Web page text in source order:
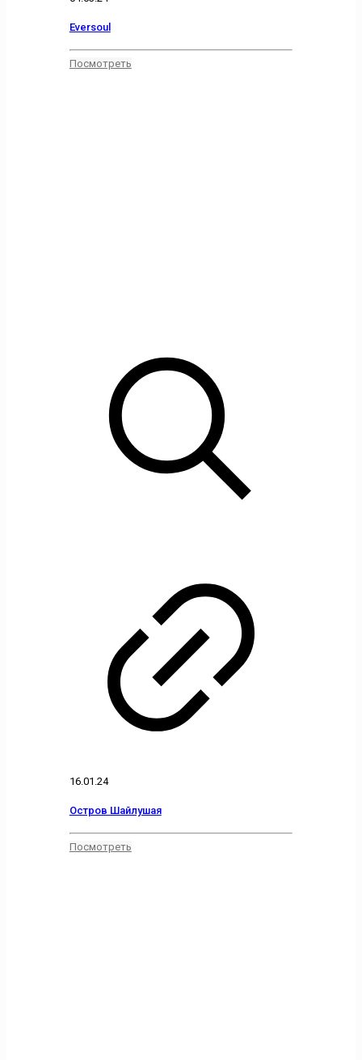
Eversoul
Посмотреть
16.01.24
Остров Шайлушая
Посмотреть